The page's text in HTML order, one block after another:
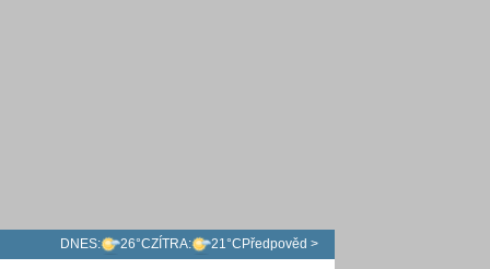
DNES: 26°CZÍTRA: 21°C Předpověd >